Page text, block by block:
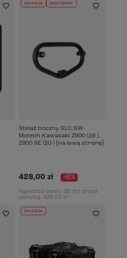
OKAZJA DOSTĘPNY
Stelaż boczny SLC SW-
Motech Kawasaki Z900 (16-),
Z900 SE (20-) [na lewą stronę]
428,00 zł -6%
Najniższa cena z 30 dni przed
obniżką: 428,00 zł
OKAZJA